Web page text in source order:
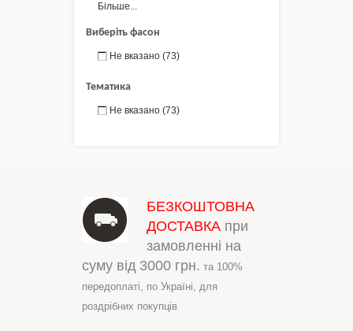
Більше...
Виберіть фасон
Не вказано (73)
Тематика
Не вказано (73)
БЕЗКОШТОВНА
ДОСТАВКА при
замовленні на
суму від 3000 грн. та 100%
передоплаті, по Україні, для
роздрібних покупців